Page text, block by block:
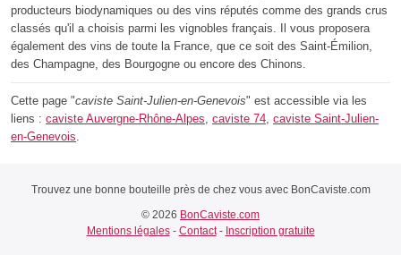
producteurs biodynamiques ou des vins réputés comme des grands crus
classés qu'il a choisis parmi les vignobles français. Il vous proposera
également des vins de toute la France, que ce soit des Saint-Émilion,
des Champagne, des Bourgogne ou encore des Chinons.
Cette page "caviste Saint-Julien-en-Genevois" est accessible via les
liens : caviste Auvergne-Rhône-Alpes, caviste 74, caviste Saint-Julien-
en-Genevois.
Trouvez une bonne bouteille près de chez vous avec BonCaviste.com
© 2026 BonCaviste.com
Mentions légales- Contact- Inscription gratuite